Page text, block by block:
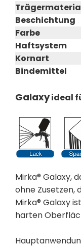
Beschichtung
Farbe
Haftsystem
Kornart
Bindemittel
Galaxyideal
Mirka® Galaxy,
ohne Zusetzen,
Mirka® Galaxy
harten